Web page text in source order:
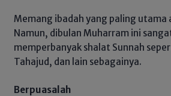
Memang ibadah yang paling utama
Namun, dibulan Muharram ini
memperbanyak shalat Sunnah
Tahajud, dan lain sebagainya.
Berpuasalah